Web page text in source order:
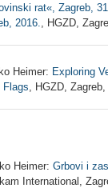
rat«, Zagreb,
2016.
, HGZD,
Heimer: Exploring
Flags , HGZD, Zagreb,
Heimer: Grbovi i
International,